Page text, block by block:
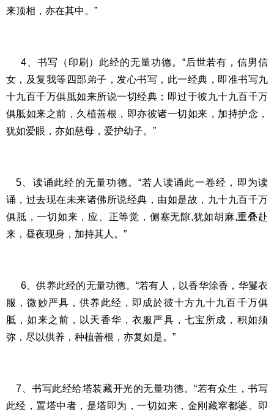
来顶相，亦在其中。”
4、书写（印刷）此经的无量功德。“后世若有，信男信
女，及复我等四部弟子，发心书写，此一经典，即准书写九
十九百千万俱胝如来所说一切经典；即过于彼九十九百千万
俱胝如来之前，久植善根，即亦彼诸一切如来，加持护念，
犹如爱眼，亦如慈母，爱护幼子。”
5、读诵此经的无量功德。“若人读诵此一卷经，即为读
诵，过去现在未来诸佛所说经典，由如是故，九十九百千万
俱胝，一切如来，应、正等觉，侧塞无隙,犹如胡麻,重叠赴
来，昼夜现身，加持其人。”
6、供养此经的无量功德。“若有人，以香华涂香，华鬘衣
服，微妙严具，供养此经，即成於彼十方九十九百千万俱
胝，如来之前，以天香华，衣服严具，七宝所成，积如须
弥，尽以供养，种植善根，亦复如是。”
7、书写此经给塔装藏开光的无量功德。“若有众生，书写
此经，置塔中者，是塔即为，一切如来，金刚藏窣都婆。即